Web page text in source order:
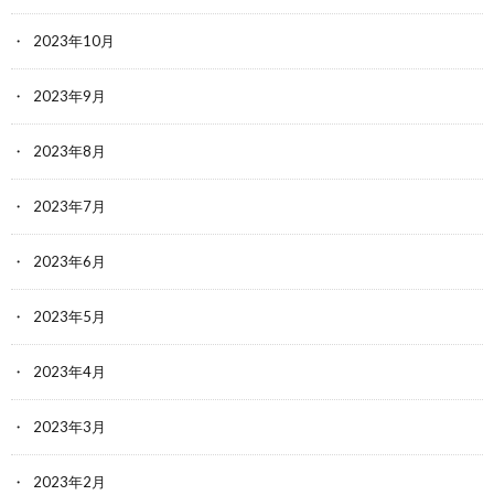
2023年10月
2023年9月
2023年8月
2023年7月
2023年6月
2023年5月
2023年4月
2023年3月
2023年2月